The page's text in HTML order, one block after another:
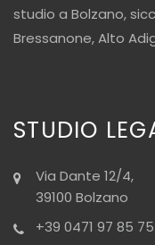
studio a Bolzano,
Bressanone, Alto
STUDIO
Via Dante 12/4,
39100 Bolzano
+39 0471 97 85 75